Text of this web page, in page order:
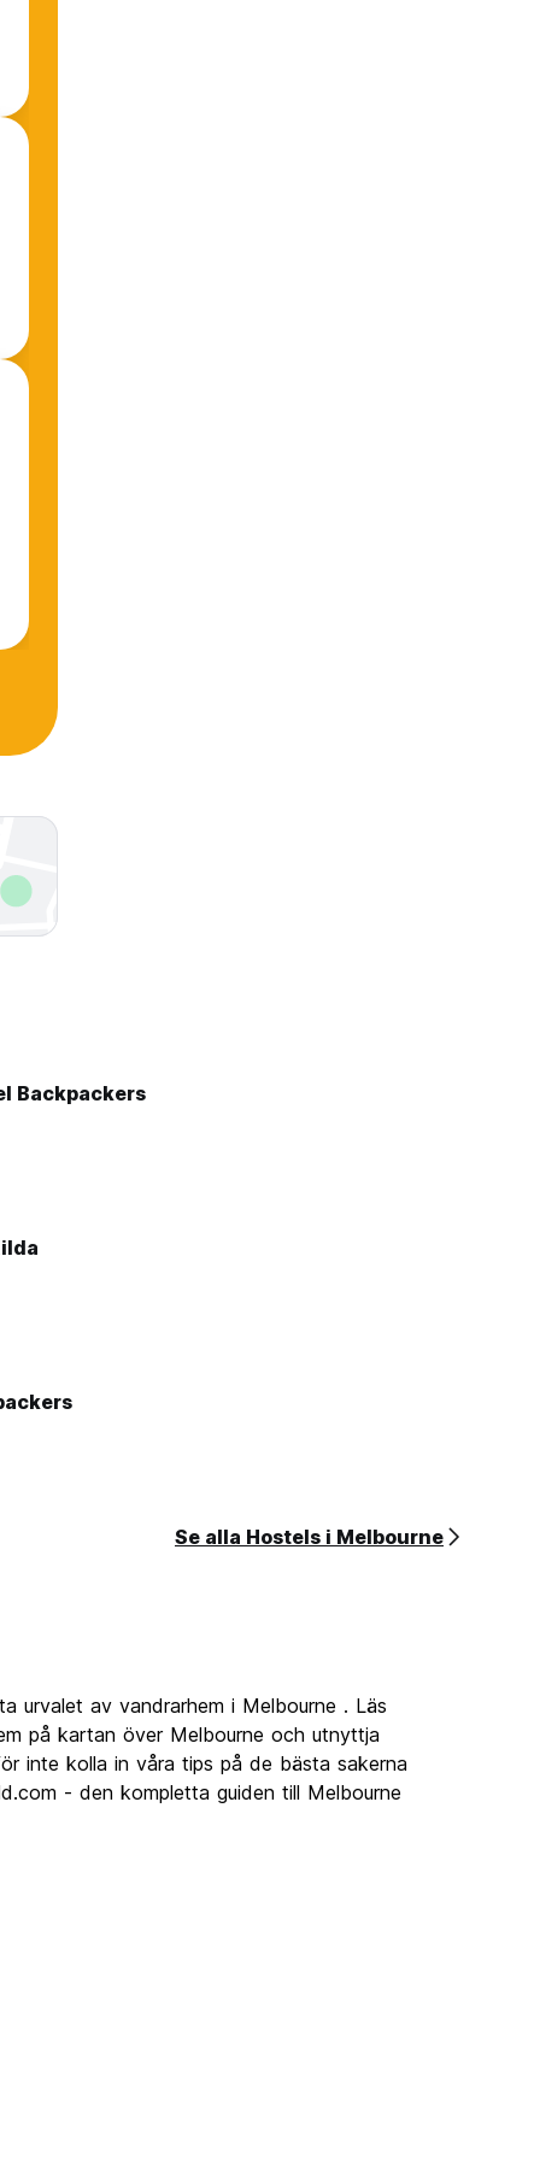
Backpackers
Se alla Hostels i Melbourne
urvalet av vandrarhem i Melbourne . Läs
på kartan över Melbourne och utnyttja
inte kolla in våra tips på de bästa sakerna
- den kompletta guiden till Melbourne